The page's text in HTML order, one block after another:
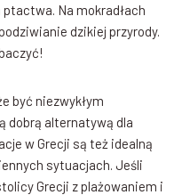
Na mokradłach
dzikiej przyrody.
być niezwykłym
dobrą alternatywą dla
w Grecji są też idealną
sytuacjach. Jeśli
Grecji z plażowaniem i